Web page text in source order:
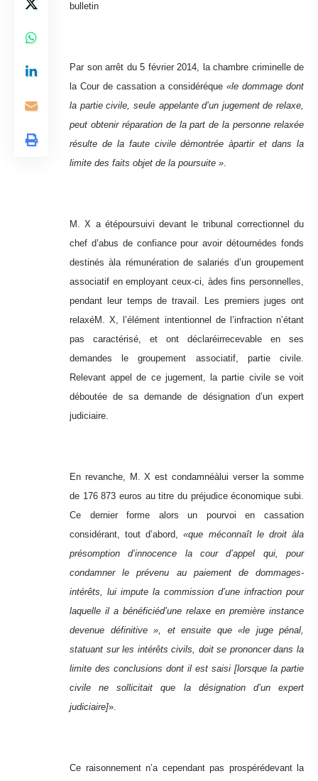
bulletin
Par son arrêt du 5 février 2014, la chambre criminelle de
la Cour de cassation a considéréque «le dommage dont
la partie civile, seule appelante d’un jugement de relaxe,
peut obtenir réparation de la part de la personne relaxée
résulte de la faute civile démontréeàpartir et dans la
limite des faits objet de la poursuite ».
M. X a étépoursuivi devant le tribunal correctionnel du
chef d’abus de confiance pour avoir détournédes fonds
destinés àla rémunération de salariés d’un groupement
associatif en employant ceux-ci, àdes fins personnelles,
pendant leur temps de travail. Les premiers juges ont
relaxéM. X, l’élément intentionnel de l’infraction n’étant
pas caractérisé, et ont déclaréirrecevable en ses
demandes le groupement associatif, partie civile.
Relevant appel de ce jugement, la partie civile se voit
déboutée de sa demande de désignation d’un expert
judiciaire.
En revanche, M. X est condamnéàlui verser la somme
de 176 873 euros au titre du préjudice économique subi.
Ce dernier forme alors un pourvoi en cassation
considérant, tout d’abord,«que méconnaît le droitàla
présomption d’innocence la cour d’appel qui, pour
condamner le prévenu au paiement de dommages-
intérêts, lui impute la commission d’une infraction pour
laquelle il a bénéficiéd’une relaxe en première instance
devenue définitive », et ensuite que «le juge pénal,
statuant sur les intérêts civils, doit se prononcer dans la
limite des conclusions dont il est saisi [lorsque la partie
civile ne sollicitait que la désignation d’un expert
judiciaire]».
Ce raisonnement n’a cependant pas prospérédevant la